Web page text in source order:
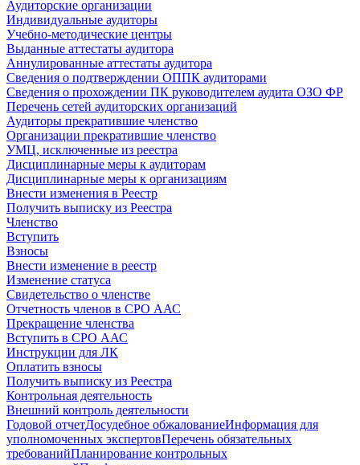
Аудиторские организации
Индивидуальные аудиторы
Учебно-методические центры
Выданные аттестаты аудитора
Аннулированные аттестаты аудитора
Сведения о подтверждении ОППК аудиторами
Сведения о прохождении ПК руководителем аудита ОЗО ФР
Перечень сетей аудиторских организаций
Аудиторы прекратившие членство
Организации прекратившие членство
УМЦ, исключенные из реестра
Дисциплинарные меры к аудиторам
Дисциплинарные меры к организациям
Внести изменения в Реестр
Получить выписку из Реестра
Членство
Вступить
Взносы
Внести изменение в реестр
Изменение статуса
Свидетельство о членстве
Отчетность членов в СРО ААС
Прекращение членства
Вступить в СРО ААС
Инструкции для ЛК
Оплатить взносы
Получить выписку из Реестра
Контрольная деятельность
Внешний контроль деятельности
Годовой отчетДосудебное обжалованиеИнформация для
уполномоченных экспертовПеречень обязательных
требованийПланирование контрольных